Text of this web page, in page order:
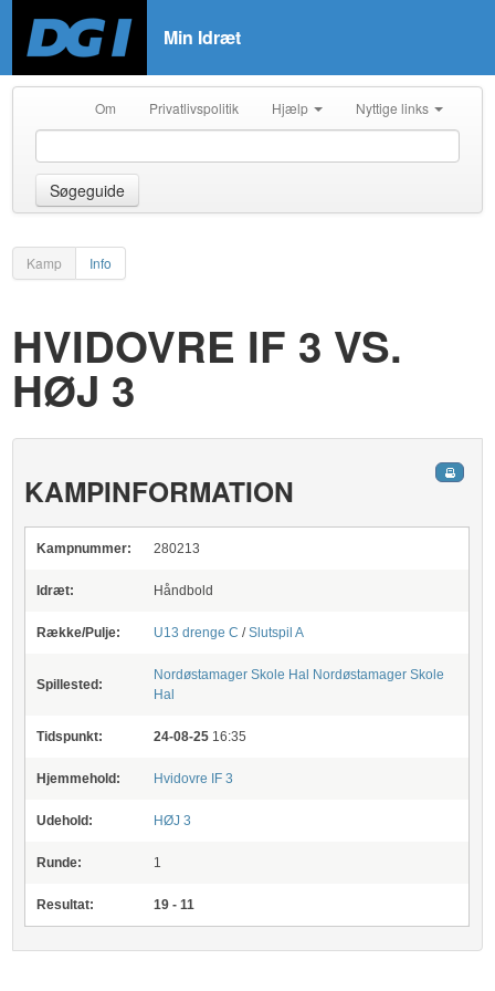
Min Idræt
Om Privatlivspolitik Hjælp Nyttige links
Søgeguide
Kamp Info
HVIDOVRE IF 3 VS.
HØJ 3
KAMPINFORMATION
Kampnummer: 280213
Idræt: Håndbold
Række/Pulje: U13 drenge C /Slutspil A
Spillested:
Nordøstamager Skole Hal Nordøstamager Skole
Hal
Tidspunkt: 24-08-25 16:35
Hjemmehold: Hvidovre IF 3
Udehold: HØJ 3
Runde: 1
Resultat: 19 - 11